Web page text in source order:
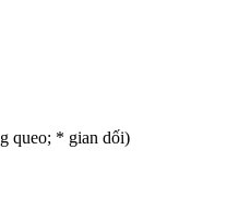
g queo; * gian dối)